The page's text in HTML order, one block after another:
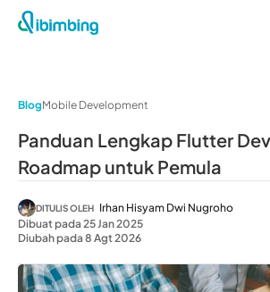
BlogMobile Development
Panduan Lengkap Flutter
Roadmap untuk Pemula
DITULIS OLEH Irhan Hisyam Dwi Nugroho
Dibuat pada 25 Jan 2025
Diubah pada 8 Agt 2026